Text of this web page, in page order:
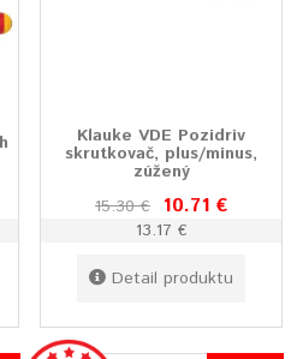
Klauke VDE Pozidriv
skrutkovač, plus/minus,
zúžený
15.30 € 10.71 €
13.17 €
Detail produktu